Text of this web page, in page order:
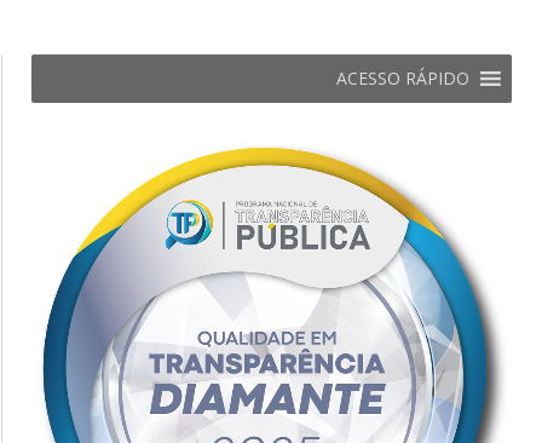
ACESSO RÁPIDO